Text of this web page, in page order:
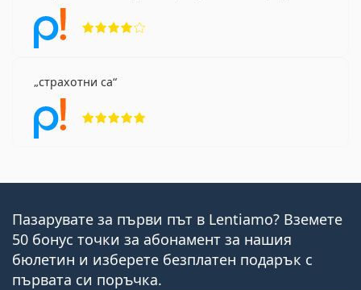
страхотни са
Пазарувате за първи път в Lentiamo? Вземете
50 бонус точки за абонамент за нашия
бюлетин и изберете безплатен подарък с
първата си поръчка.